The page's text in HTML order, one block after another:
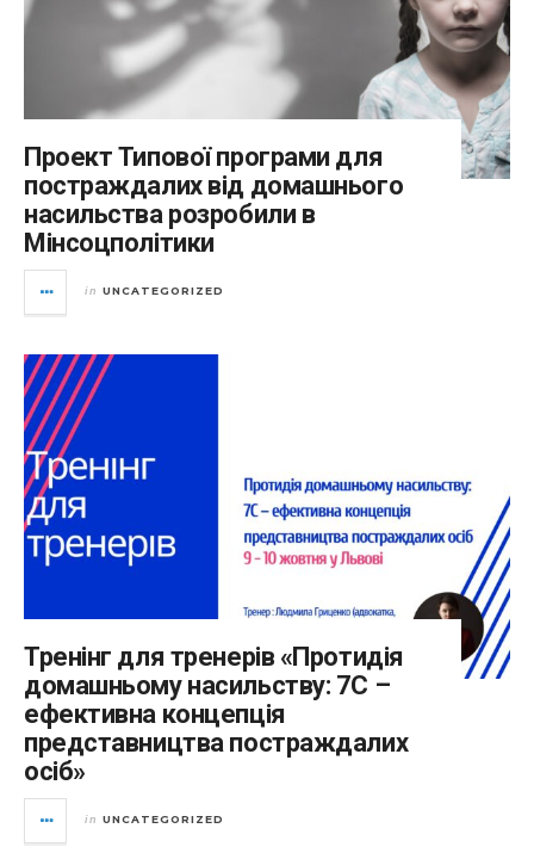
Проект Типової програми для
постраждалих від домашнього
насильства розробили в
Мінсоцполітики
in UNCATEGORIZED
Тренінг для тренерів «Протидія
домашньому насильству: 7С –
ефективна концепція
представництва постраждалих
осіб»
in UNCATEGORIZED